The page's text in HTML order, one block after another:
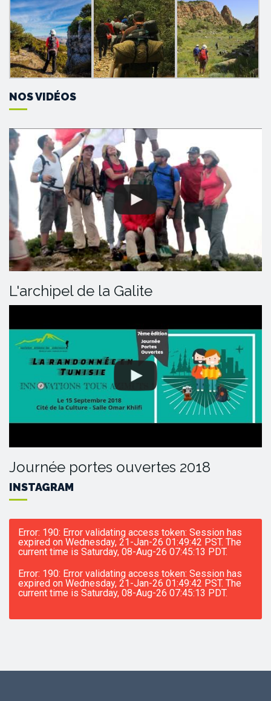
NOS VIDÉOS
L'archipel de la Galite
Journée portes ouvertes 2018
INSTAGRAM
Error: 190: Error validating access token: Session has
expired on Wednesday, 21-Jan-26 01:49:42 PST. The
current time is Saturday, 08-Aug-26 07:45:13 PDT.
Error: 190: Error validating access token: Session has
expired on Wednesday, 21-Jan-26 01:49:42 PST. The
current time is Saturday, 08-Aug-26 07:45:13 PDT.